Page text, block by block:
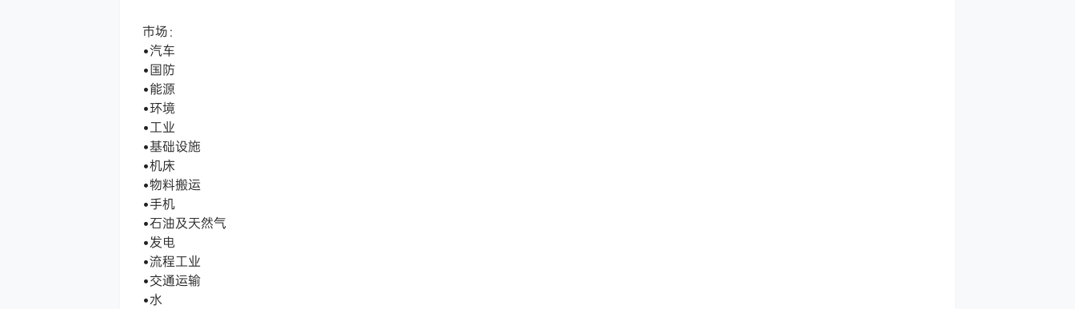
市场：
•汽车
•国防
•能源
•环境
•工业
•基础设施
•机床
•物料搬运
•手机
•石油及天然气
•发电
•流程工业
•交通运输
•水